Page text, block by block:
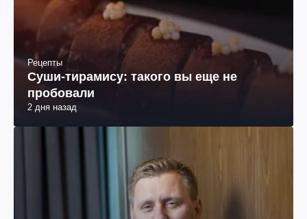
Рецепты
Суши-тирамису: такого вы еще не
пробовали
2 дня назад